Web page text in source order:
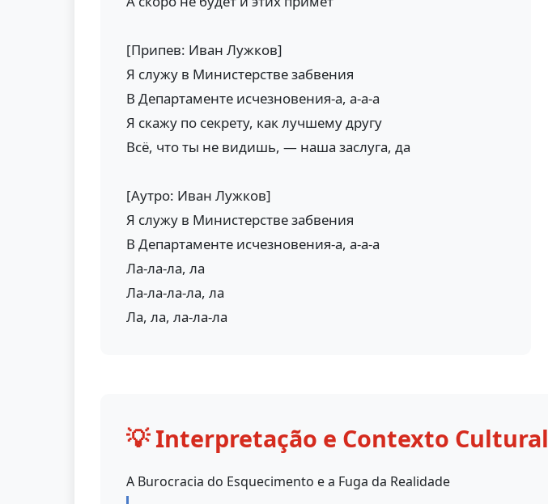
[Припев: Иван Лужков]
Я служу в Министерстве забвения
В Департаменте исчезновения-а, а-а-а
Я скажу по секрету, как лучшему другу
Всё, что ты не видишь, — наша заслуга, да
[Аутро: Иван Лужков]
Я служу в Министерстве забвения
В Департаменте исчезновения-а, а-а-а
Ла-ла-ла, ла
Ла-ла-ла-ла, ла
Ла, ла, ла-ла-ла
💡 Interpretação e Contexto Cultural
A Burocracia do Esquecimento e a Fuga da Realidade